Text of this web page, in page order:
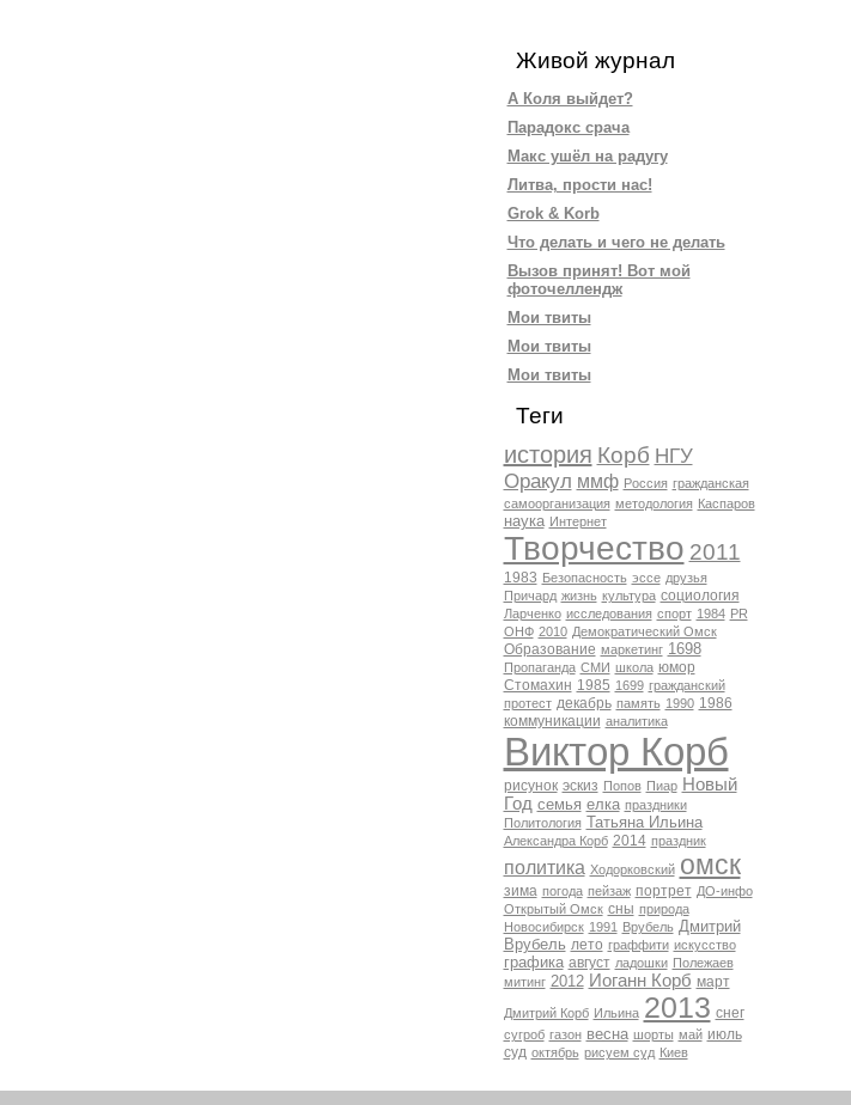
Живой журнал
А Коля выйдет?
Парадокс срача
Макс ушёл на радугу
Литва, прости нас!
Grok & Korb
Что делать и чего не делать
Вызов принят! Вот мой
фоточеллендж
Мои твиты
Мои твиты
Мои твиты
Теги
история Корб НГУ
Оракул ммф Россия гражданская
самоорганизация методология Каспаров
наука Интернет
Творчество 2011
1983 Безопасность эссе друзья
Причард жизнь культура социология
Ларченко исследования спорт 1984 PR
ОНФ 2010 Демократический Омск
Образование маркетинг 1698
Пропаганда СМИ школа юмор
Стомахин 1985 1699 гражданский
протест декабрь память 1990 1986
коммуникации аналитика
Виктор Корб
рисунок эскиз Попов Пиар Новый
Год семья елка праздники
Политология Татьяна Ильина
Александра Корб 2014 праздник
политика Ходорковский омск
зима погода пейзаж портрет ДО-инфо
Открытый Омск сны природа
Новосибирск 1991 Врубель Дмитрий
Врубель лето граффити искусство
графика август ладошки Полежаев
митинг 2012 Иоганн Корб март
Дмитрий Корб Ильина 2013 снег
сугроб газон весна шорты май июль
суд октябрь рисуем суд Киев